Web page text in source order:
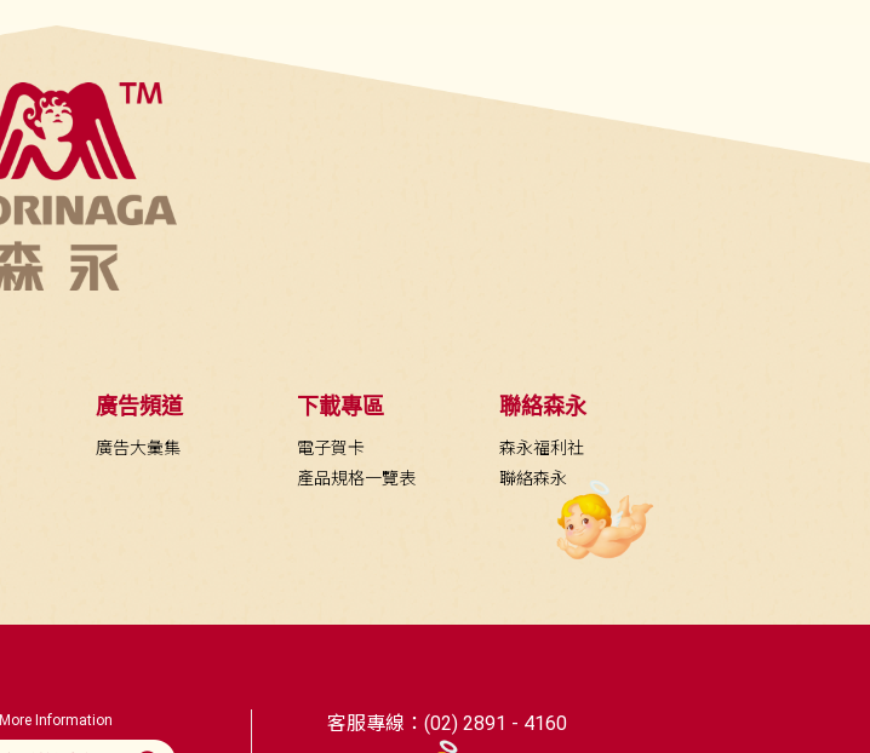
廣告頻道
廣告大彙集
下載專區
電子賀卡
產品規格一覽表
聯絡森永
森永福利社
聯絡森永
More Information 客服專線：(02) 2891 - 4160